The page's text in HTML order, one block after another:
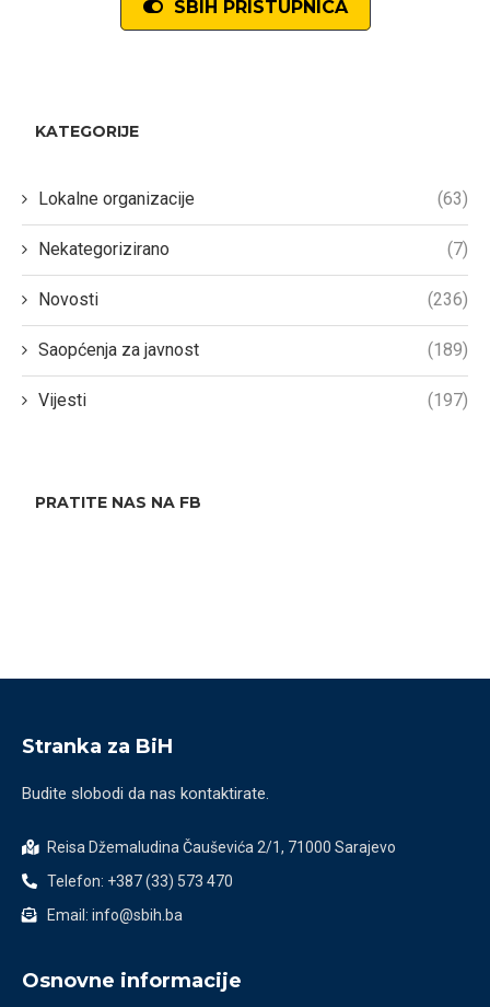
SBIH PRISTUPNICA
KATEGORIJE
Lokalne organizacije (63)
Nekategorizirano (7)
Novosti (236)
Saopćenja za javnost (189)
Vijesti (197)
PRATITE NAS NA FB
Stranka za BiH
Budite slobodi da nas kontaktirate.
Reisa Džemaludina Čauševića 2/1, 71000 Sarajevo
Telefon: +387 (33) 573 470
Email: info@sbih.ba
Osnovne informacije